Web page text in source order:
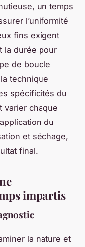
un temps
l’uniformité
fins exigent
la durée pour
de boucle
technique
spécificités du
varier chaque
du
et séchage,
final.
impartis
la nature et